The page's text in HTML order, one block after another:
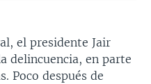
el presidente Jair
delincuencia, en parte
Poco después de